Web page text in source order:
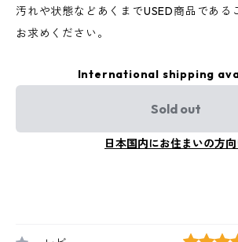
汚れや状態などあくまでUSED商品である
お求めください。
International shipping
Sold out
日本国内にお住まいの方